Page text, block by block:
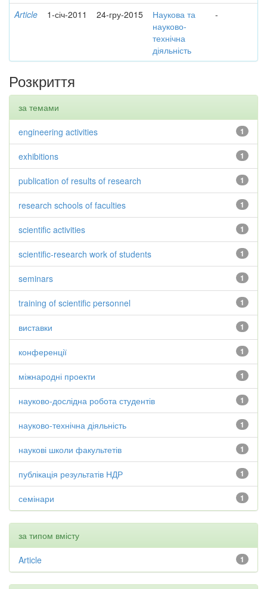
Article 1-січ-2011 24-гру-2015
Наукова та
науково-
технічна
діяльність
-
Розкриття
за темами
1
engineering activities
1
exhibitions
1
publication of results of research
1
research schools of faculties
1
scientific activities
1
scientific-research work of students
1
seminars
1
training of scientific personnel
1
виставки
1
конференції
1
міжнародні проекти
1
науково-дослідна робота студентів
1
науково-технічна діяльність
1
наукові школи факультетів
1
публікація результатів НДР
1
семінари
за типом вмісту
1
Article